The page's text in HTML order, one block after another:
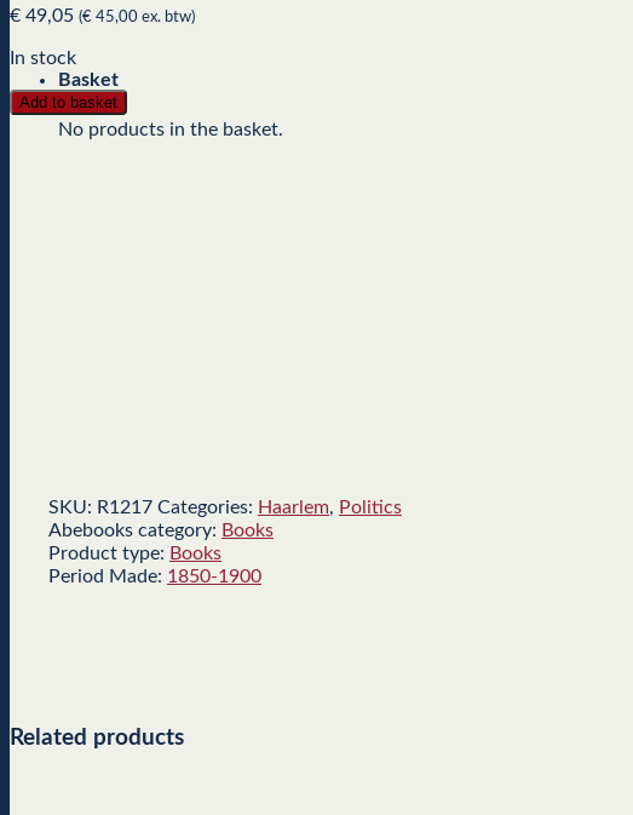
Basket
No products in the basket.
€ 49,05 (€ 45,00 ex. btw)
In stock
Add to basket
SKU: R1217 Categories: Haarlem, Politics
Abebooks category: Books
Product type: Books
Period Made: 1850-1900
Related products